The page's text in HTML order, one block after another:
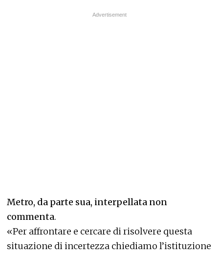
Metro, da parte sua, interpellata non
commenta.
«Per affrontare e cercare di risolvere questa
situazione di incertezza chiediamo l’istituzione